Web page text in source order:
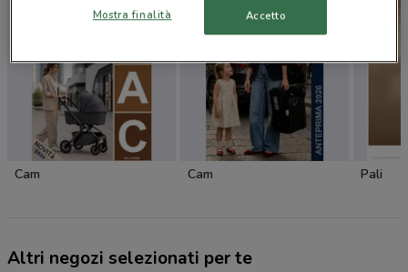
Cam Cam Pali
Altri negozi selezionati per te
Mostra finalità Accetto